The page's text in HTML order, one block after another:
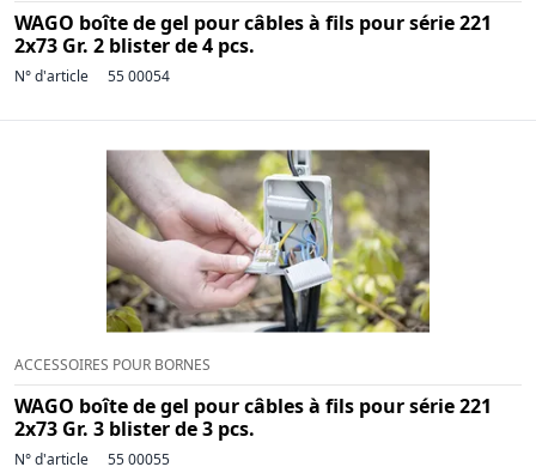
WAGO boîte de gel pour câbles à fils pour série 221
2x73 Gr. 2 blister de 4 pcs.
N° d'article 55 00054
ACCESSOIRES POUR BORNES
WAGO boîte de gel pour câbles à fils pour série 221
2x73 Gr. 3 blister de 3 pcs.
N° d'article 55 00055